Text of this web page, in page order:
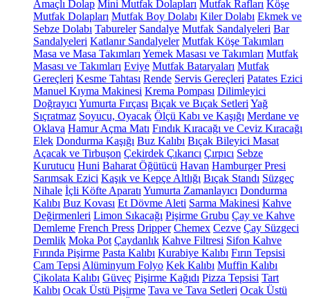
Amaçlı Dolap Mini Mutfak Dolapları Mutfak Rafları Köşe
Mutfak Dolapları Mutfak Boy Dolabı Kiler Dolabı Ekmek ve
Sebze Dolabı Tabureler Sandalye Mutfak Sandalyeleri Bar
Sandalyeleri Katlanır Sandalyeler Mutfak Köşe Takımları
Masa ve Masa Takımları Yemek Masası ve Takımları Mutfak
Masası ve Takımları Eviye Mutfak Bataryaları Mutfak
Gereçleri Kesme Tahtası Rende Servis Gereçleri Patates Ezici
Manuel Kıyma Makinesi Krema Pompası Dilimleyici
Doğrayıcı Yumurta Fırçası Bıçak ve Bıçak Setleri Yağ
Sıçratmaz Soyucu, Oyacak Ölçü Kabı ve Kaşığı Merdane ve
Oklava Hamur Açma Matı Fındık Kıracağı ve Ceviz Kıracağı
Elek Dondurma Kaşığı Buz Kalıbı Bıçak Bileyici Masat
Açacak ve Tirbuşon Çekirdek Çıkarıcı Çırpıcı Sebze
Kurutucu Huni Baharat Öğütücü Havan Hamburger Presi
Sarımsak Ezici Kaşık ve Kepçe Altlığı Bıçak Standı Süzgeç
Nihale İçli Köfte Aparatı Yumurta Zamanlayıcı Dondurma
Kalıbı Buz Kovası Et Dövme Aleti Sarma Makinesi Kahve
Değirmenleri Limon Sıkacağı Pişirme Grubu Çay ve Kahve
Demleme French Press Dripper Chemex Cezve Çay Süzgeci
Demlik Moka Pot Çaydanlık Kahve Filtresi Sifon Kahve
Fırında Pişirme Pasta Kalıbı Kurabiye Kalıbı Fırın Tepsisi
Cam Tepsi Alüminyum Folyo Kek Kalıbı Muffin Kalıbı
Çikolata Kalıbı Güveç Pişirme Kağıdı Pizza Tepsisi Tart
Kalıbı Ocak Üstü Pişirme Tava ve Tava Setleri Ocak Üstü